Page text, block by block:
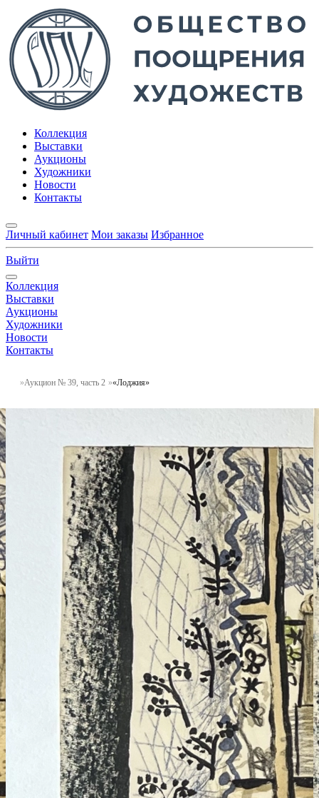
Коллекция
Выставки
Аукционы
Художники
Новости
Контакты
Личный кабинет Мои заказы Избранное
Выйти
Коллекция
Выставки
Аукционы
Художники
Новости
Контакты
Аукцион № 39, часть 2 «Лоджия»